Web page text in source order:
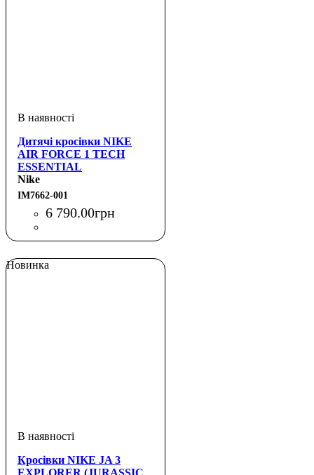
Дитячі кросівки NIKE
AIR FORCE 1 TECH
ESSENTIAL
Nike
IM7662-001
6 790.00грн
Новинка
Кросівки NIKE JA 3
EXPLORER (JURASSIC